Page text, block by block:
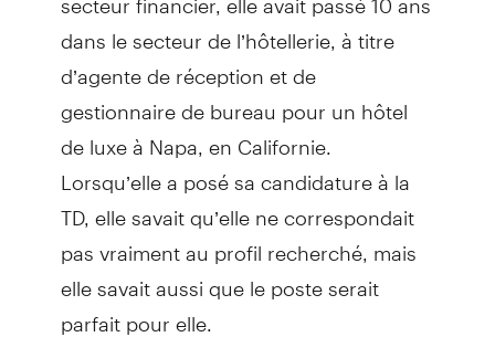
dans le secteur de l’hôtellerie, à titre
d’agente de réception et de
gestionnaire de bureau pour un hôtel
de luxe à Napa, en Californie.
Lorsqu’elle a posé sa candidature à la
TD, elle savait qu’elle ne correspondait
pas vraiment au profil recherché, mais
elle savait aussi que le poste serait
parfait pour elle.